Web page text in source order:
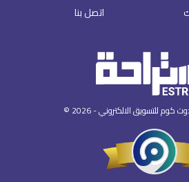
اتصل بنا
دوت كوم للتسويق الالكتروني